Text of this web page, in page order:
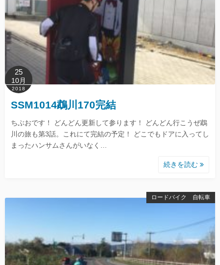
25
10月
2018
SSM1014鵡川170完結
ちぶおです！ どんどん更新して参ります！ どんどん行こうぜ鵡
川の旅も第3話。これにて完結の予定！ どこでもドアに入ってし
まったハンサムさんがいなく…
続きを読む
ロードバイク 自転車